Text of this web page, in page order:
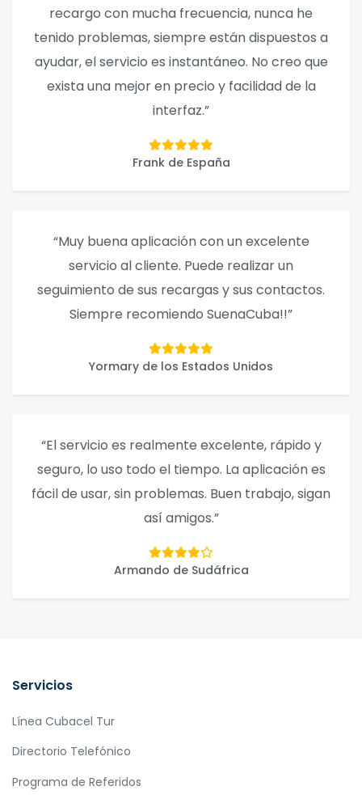
recargo con mucha frecuencia, nunca he
tenido problemas, siempre están dispuestos a
ayudar, el servicio es instantáneo. No creo que
exista una mejor en precio y facilidad de la
interfaz.”
Frank de España
“Muy buena aplicación con un excelente
servicio al cliente. Puede realizar un
seguimiento de sus recargas y sus contactos.
Siempre recomiendo SuenaCuba!!”
Yormary de los Estados Unidos
“El servicio es realmente excelente, rápido y
seguro, lo uso todo el tiempo. La aplicación es
fácil de usar, sin problemas. Buen trabajo, sigan
así amigos.”
Armando de Sudáfrica
Servicios
Línea Cubacel Tur
Directorio Telefónico
Programa de Referidos